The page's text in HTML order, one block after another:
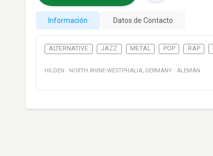
Información Datos de Contacto
ALTERNATIVE JAZZ METAL POP RAP
HILDEN · NORTH RHINE-WESTPHALIA, GERMANY · ALEMÁN